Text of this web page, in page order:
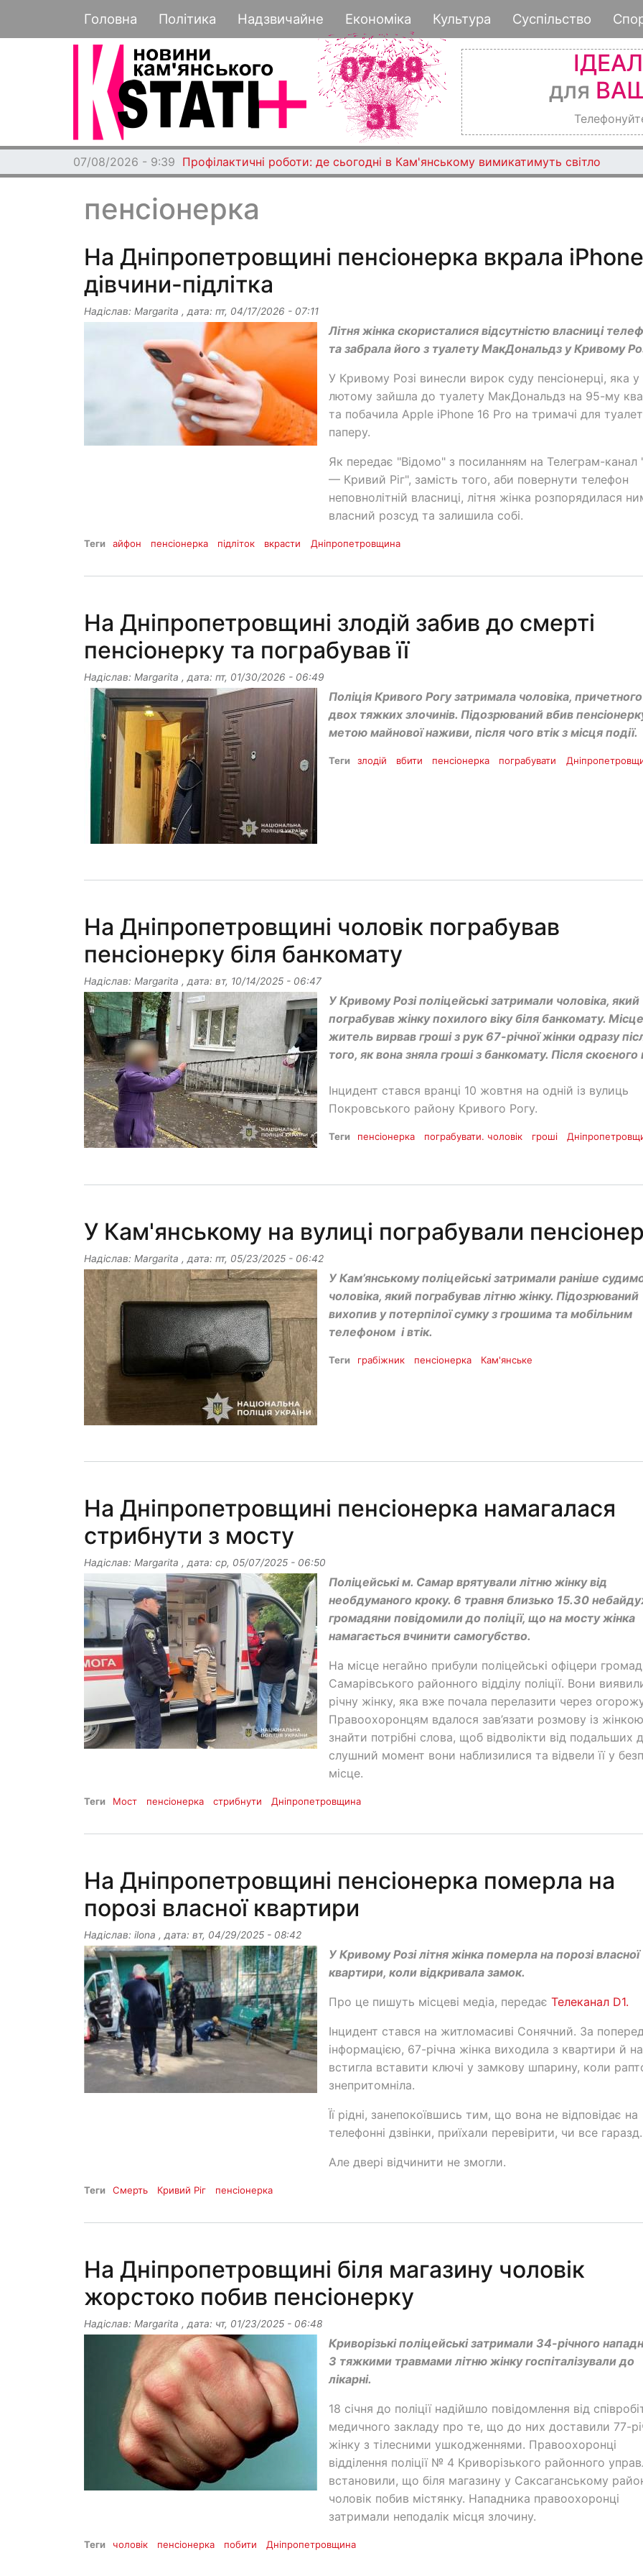
до
основного
Основная навигация
Головна Політика Надзвичайне Економіка Культура Суспільство
для
07/08/2026 - 9:39 Профілактичні роботи: де сьогодні в Кам'янському вимикатимуть світло
пенсіонерка
На Дніпропетровщині пенсіонерка вкрала
дівчини-підлітка
Надіслав: Margarita , дата: пт, 04/17/2026 - 07:11
Літня жінка скористалися відсутністю власниці
та забрала його з туалету МакДональдз у Кривому
У Кривому Розі винесли вирок суду пенсіонерці, яка у
лютому зайшла до туалету МакДональдз на 95-му
та побачила Apple iPhone 16 Pro на тримачі для
паперу.
Як передає "Відомо" з посиланням на Телеграм-канал
— Кривий Ріг", замість того, аби повернути телефон
неповнолітній власниці, літня жінка розпорядилася
власний розсуд та залишила собі.
Теги айфон пенсіонерка підліток вкрасти Дніпропетровщина
На Дніпропетровщині злодій забив до смерті
пенсіонерку та пограбував її
Надіслав: Margarita , дата: пт, 01/30/2026 - 06:49
Поліція Кривого Рогу затримала чоловіка,
двох тяжких злочинів. Підозрюваний вбив
метою майнової наживи, після чого втік з місця події.
Теги злодій вбити пенсіонерка пограбувати
На Дніпропетровщині чоловік пограбував
пенсіонерку біля банкомату
Надіслав: Margarita , дата: вт, 10/14/2025 - 06:47
У Кривому Розі поліцейські затримали чоловіка, який
пограбував жінку похилого віку біля банкомату.
житель вирвав гроші з рук 67-річної жінки одразу
того, як вона зняла гроші з банкомату. Після скоєного
Інцидент стався вранці 10 жовтня на одній із вулиць
Покровського району Кривого Рогу.
Теги пенсіонерка пограбувати. чоловік гроші
У Кам'янському на вулиці пограбували
Надіслав: Margarita , дата: пт, 05/23/2025 - 06:42
У Кам’янському поліцейські затримали раніше
чоловіка, який пограбував літню жінку. Підозрюваний
вихопив у потерпілої сумку з грошима та мобільним
телефоном і втік.
Теги грабіжник пенсіонерка Кам'янське
На Дніпропетровщині пенсіонерка намагалася
стрибнути з мосту
Надіслав: Margarita , дата: ср, 05/07/2025 - 06:50
Поліцейські м. Самар врятували літню жінку від
необдуманого кроку. 6 травня близько 15.30
громадяни повідомили до поліції, що на мосту жінка
намагається вчинити самогубство.
На місце негайно прибули поліцейські офіцери
Самарівського районного відділу поліції. Вони
річну жінку, яка вже почала перелазити через
Правоохоронцям вдалося зав’язати розмову із
знайти потрібні слова, щоб відволікти від подальших
слушний момент вони наблизилися та відвели її у
місце.
Теги Мост пенсіонерка стрибнути Дніпропетровщина
На Дніпропетровщині пенсіонерка померла на
порозі власної квартири
Надіслав: ilona , дата: вт, 04/29/2025 - 08:42
У Кривому Розі літня жінка померла на порозі власної
квартири, коли відкривала замок.
Про це пишуть місцеві медіа, передає Телеканал D1.
Інцидент стався на житломасиві Сонячний. За
інформацією, 67-річна жінка виходила з квартири й
встигла вставити ключі у замкову шпарину, коли
знепритомніла.
Її рідні, занепокоївшись тим, що вона не відповідає на
телефонні дзвінки, приїхали перевірити, чи все гаразд.
Але двері відчинити не змогли.
Теги Смерть Кривий Ріг пенсіонерка
На Дніпропетровщині біля магазину чоловік
жорстоко побив пенсіонерку
Надіслав: Margarita , дата: чт, 01/23/2025 - 06:48
Криворізькі поліцейські затримали 34-річного
З тяжкими травмами літню жінку госпіталізували до
лікарні.
18 січня до поліції надійшло повідомлення від
медичного закладу про те, що до них доставили 77-
жінку з тілесними ушкодженнями. Правоохоронці
відділення поліції № 4 Криворізького районного
встановили, що біля магазину у Саксаганському
чоловік побив містянку. Нападника правоохоронці
затримали неподалік місця злочину.
Теги чоловік пенсіонерка побити Дніпропетровщина